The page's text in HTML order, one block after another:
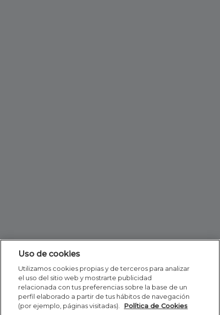
Uso de cookies
Utilizamos cookies propias y de terceros para analizar
el uso del sitio web y mostrarte publicidad
relacionada con tus preferencias sobre la base de un
perfil elaborado a partir de tus hábitos de navegación
(por ejemplo, páginas visitadas).
Política de Cookies